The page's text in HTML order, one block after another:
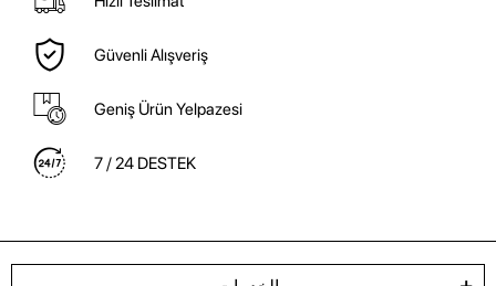
Güvenli Alışveriş
Geniş Ürün Yelpazesi
7 / 24 DESTEK